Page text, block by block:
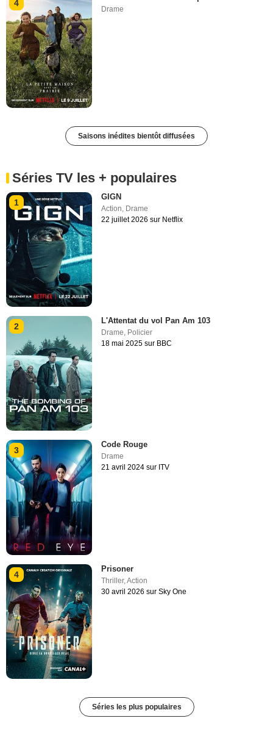
4
Drame
Saisons inédites bientôt diffusées
Séries TV les + populaires
1
GIGN
Action Drame
22 juillet 2026 sur Netflix
2
L'Attentat du vol Pan Am 103
Drame, Policier
18 mai 2025 sur BBC
3
Code Rouge
Drame
21 avril 2024 sur ITV
4
Prisoner
Thriller,Action
30 avril 2026 sur Sky One
Séries les plus populaires